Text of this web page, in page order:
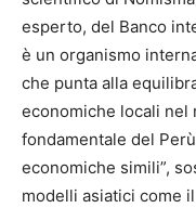
esperto, del Banco
è un organismo
che punta alla
economiche locali nel
fondamentale del
economiche simili”,
modelli asiatici come